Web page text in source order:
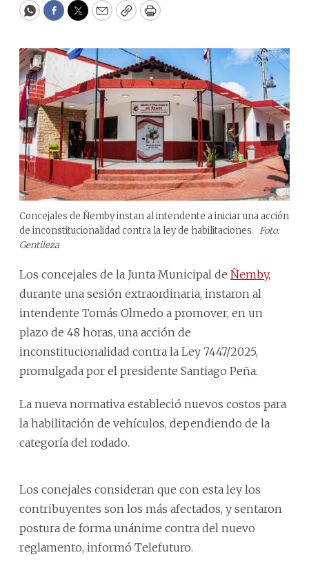
WhatsApp
Facebook
Twitter
EmailCopyPrint
Concejales de Ñemby instan al intendente a iniciar una acción
de inconstitucionalidad contra la ley de habilitaciones. Foto:
Gentileza
Los concejales de la Junta Municipal de Ñemby,
durante una sesión extraordinaria, instaron al
intendente Tomás Olmedo a promover, en un
plazo de 48 horas, una acción de
inconstitucionalidad contra la Ley 7447/2025,
promulgada por el presidente Santiago Peña.
La nueva normativa estableció nuevos costos para
la habilitación de vehículos, dependiendo de la
categoría del rodado.
Los conejales consideran que con esta ley los
contribuyentes son los más afectados, y sentaron
postura de forma unánime contra del nuevo
reglamento, informó Telefuturo.